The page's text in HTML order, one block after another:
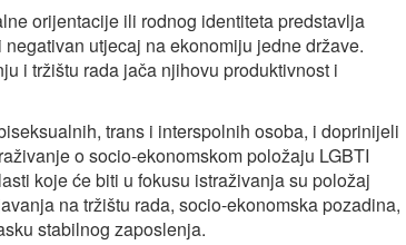
orijentacije ili rodnog identiteta predstavlja
utjecaj na ekonomiju jedne države.
i tržištu rada jača njihovu produktivnost i
trans i interspolnih osoba, i doprinijeli
o socio-ekonomskom položaju LGBTI
koje će biti u fokusu istraživanja su položaj
na tržištu rada, socio-ekonomska pozadina,
stabilnog zaposlenja.